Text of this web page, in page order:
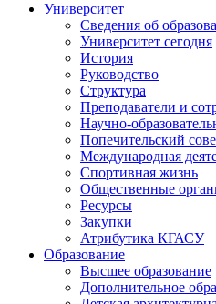
Университет
Сведения об
Университет сегодня
История
Руководство
Структура
Преподаватели и
Научно-
Попечительский
Международная
Спортивная жизнь
Общественные
Ресурсы
Закупки
Атрибутика КГАСУ
Образование
Высшее образование
Дополнительное